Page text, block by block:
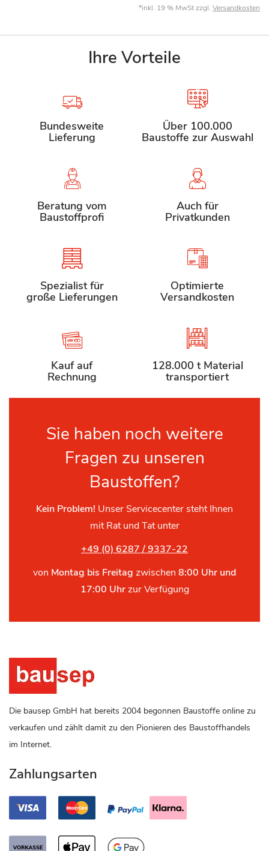
*inkl. 19 % MwSt zzgl. Versandkosten
Ihre Vorteile
Bundesweite
Lieferung
Über 100.000
Baustoffe zur Auswahl
Beratung vom
Baustoffprofi
Auch für
Privatkunden
Spezialist für
große Lieferungen
Optimierte
Versandkosten
Kauf auf
Rechnung
128.000 t Material
transportiert
Sie haben noch weitere
Fragen zu unseren
Baustoffen?
Kein Problem! Unser Servicecenter steht Ihnen
mit Rat und Tat unter
+49 (0) 6287 / 9337-22
von Montag bis Freitag zwischen 8:00 Uhr und
17:00 Uhrzur Verfügung
Die bausep GmbH hat bereits 2004 begonnen Baustoffe online zu
verkaufen und zählt damit zu den Pionieren des Baustoffhandels
im Internet.
Zahlungsarten